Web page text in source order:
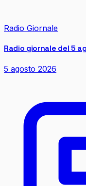
Radio Giornale
Radio giornale del 5
5 agosto 2026